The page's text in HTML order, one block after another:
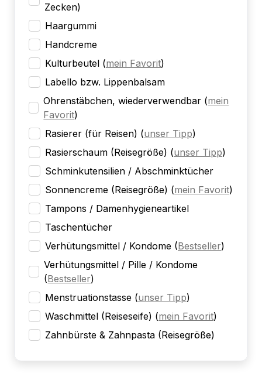
Zecken)
Haargummi
Handcreme
Kulturbeutel (mein Favorit)
Labello bzw. Lippenbalsam
Ohrenstäbchen, wiederverwendbar (mein
Favorit)
Rasierer (für Reisen) (unser Tipp)
Rasierschaum (Reisegröße) (unser Tipp)
Schminkutensilien / Abschminktücher
Sonnencreme (Reisegröße) (mein Favorit)
Tampons / Damenhygieneartikel
Taschentücher
Verhütungsmittel / Kondome (Bestseller)
Verhütungsmittel / Pille / Kondome
(Bestseller)
Menstruationstasse (unser Tipp)
Waschmittel (Reiseseife) (mein Favorit)
Zahnbürste & Zahnpasta (Reisegröße)